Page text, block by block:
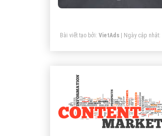
Bài viết tạo bởi: VietAds | Ngày cập nhật: